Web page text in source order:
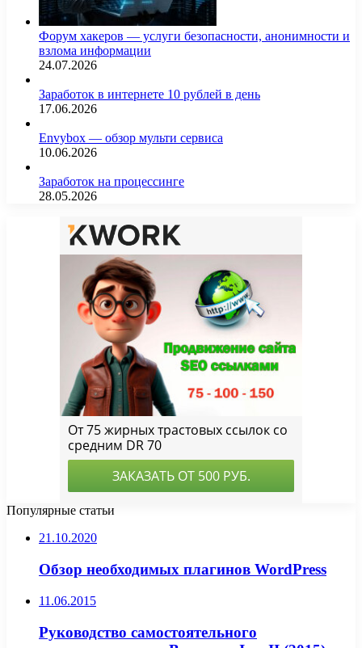
Форум хакеров — услуги безопасности, анонимности и
взлома информации
24.07.2026
Заработок в интернете 10 рублей в день
17.06.2026
Envybox — обзор мульти сервиса
10.06.2026
Заработок на процессинге
28.05.2026
Популярные статьи
21.10.2020
Обзор необходимых плагинов WordPress
11.06.2015
Руководство самостоятельного